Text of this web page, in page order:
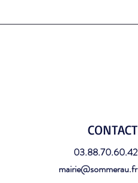
CONTACT
03.88.70.60.42
mairie@sommerau.fr